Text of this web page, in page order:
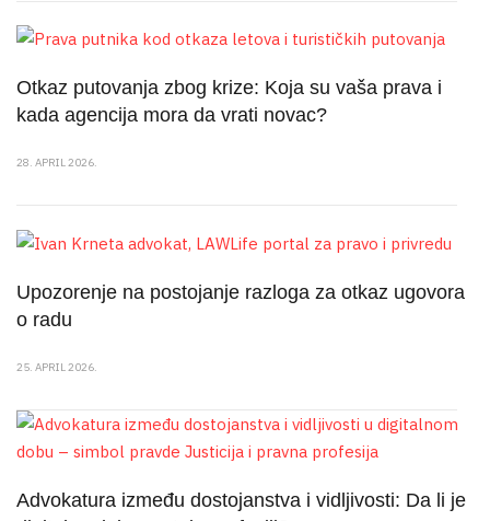
Otkaz putovanja zbog krize: Koja su vaša prava i
kada agencija mora da vrati novac?
28. APRIL 2026.
Upozorenje na postojanje razloga za otkaz ugovora
o radu
25. APRIL 2026.
Advokatura između dostojanstva i vidljivosti: Da li je